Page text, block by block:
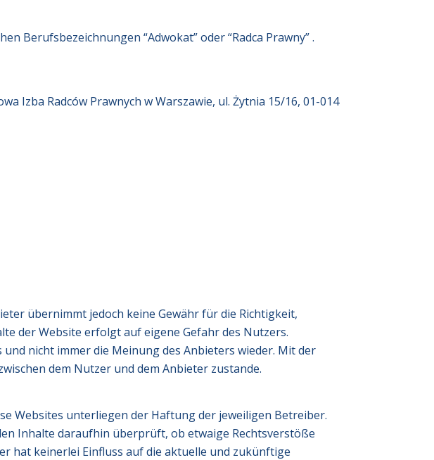
Berufsbezeichnungen “Adwokat” oder “Radca Prawny” .
Izba Radców Prawnych w Warszawie, ul. Żytnia 15/16, 01-014
übernimmt jedoch keine Gewähr für die Richtigkeit,
der Website erfolgt auf eigene Gefahr des Nutzers.
nicht immer die Meinung des Anbieters wieder. Mit der
dem Nutzer und dem Anbieter zustande.
Websites unterliegen der Haftung der jeweiligen Betreiber.
Inhalte daraufhin überprüft, ob etwaige Rechtsverstöße
hat keinerlei Einfluss auf die aktuelle und zukünftige